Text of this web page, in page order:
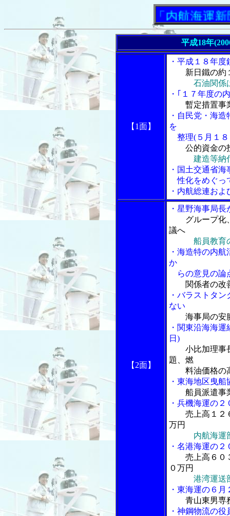
「内航海運新聞」
平成18年
【1面】
・平成１８年
新日鐵の約
石油関係
・｢１７年度の
暫定措置事
・自民党・海
を
整理(５月１８
公的資金の
建造等納
・国土交通省
性化をめぐっ
・内航総連お
【2面】
・星野海事局
グループ化
議へ
船員教育
・海造特の内
か
らの意見の論
関係者の改
・バラストタ
ない
海事局の安
・関東沿海海
日)
小比加理事
題、燃
料油価格の
・東海地区曳
船員派遣事
・兵機海運の
売上高１２
万円
内航海運
・名港海運の
売上高６０
０万円
港湾運送
・東海運の６
青山東男専
・神鋼物流の